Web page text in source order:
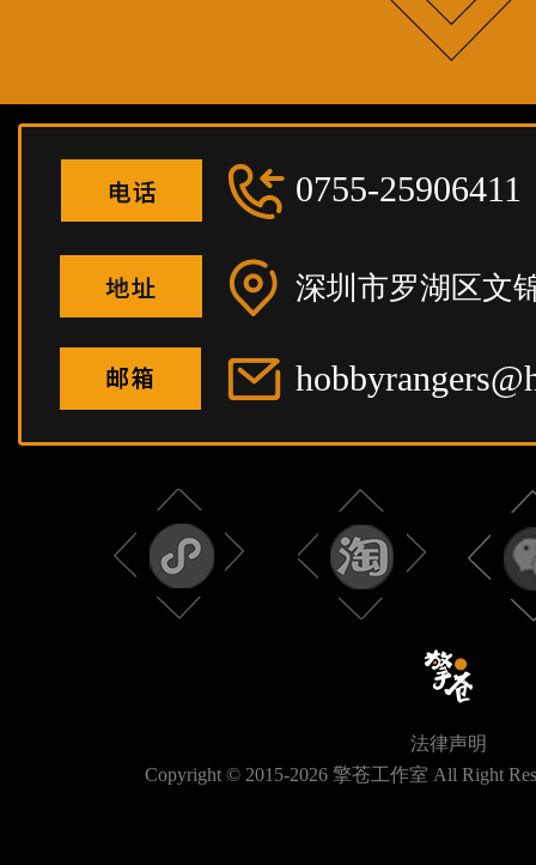
0755-25906411
深圳市罗湖区文
法律声明
Copyright © 2015-2026 擎苍工作室 All Right